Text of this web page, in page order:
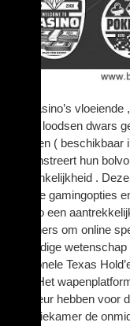
Het casino’s
kalme loodsen dwars
verteren (
demonstreert hun
Toegankelijkheid .
diverse gamingopties
Casino een
beginners om online
veelzijdige
traditionele Texas
var. . Het
voorkeur hebben voor
operatiekamer de